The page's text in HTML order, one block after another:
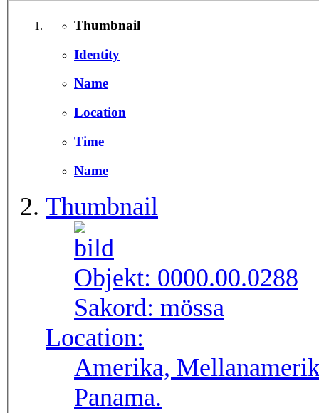
Thumbnail
Identity
Name
Location
Time
Name
Thumbnail
Objekt: 0000.00.0288
Sakord: mössa
Location:
Amerika,
Panama.